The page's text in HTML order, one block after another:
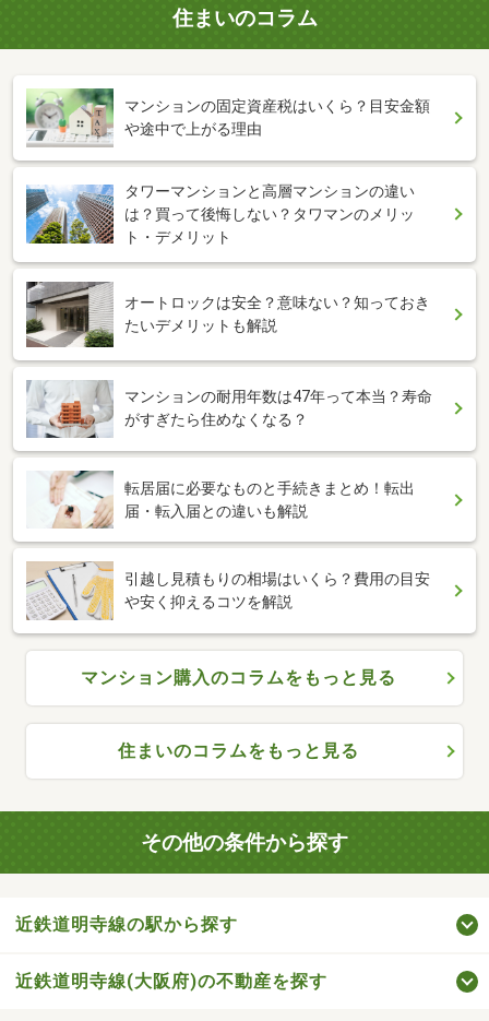
住まいのコラム
マンションの固定資産税はいくら？目安金額
や途中で上がる理由
タワーマンションと高層マンションの違い
は？買って後悔しない？タワマンのメリッ
ト・デメリット
オートロックは安全？意味ない？知っておき
たいデメリットも解説
マンションの耐用年数は47年って本当？寿命
がすぎたら住めなくなる？
転居届に必要なものと手続きまとめ！転出
届・転入届との違いも解説
引越し見積もりの相場はいくら？費用の目安
や安く抑えるコツを解説
マンション購入のコラムをもっと見る
住まいのコラムをもっと見る
その他の条件から探す
近鉄道明寺線の駅から探す
近鉄道明寺線(大阪府)の不動産を探す